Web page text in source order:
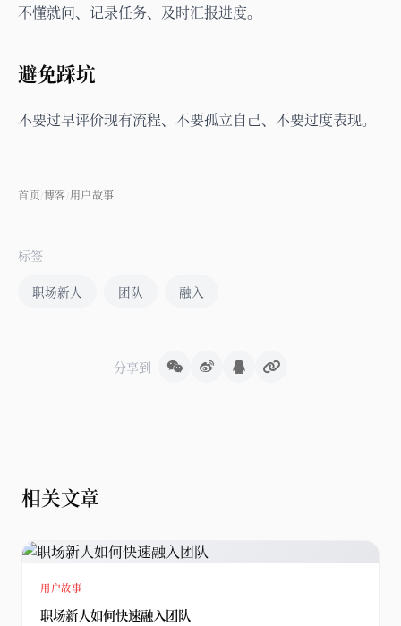
不懂就问、记录任务、及时汇报进度。
避免踩坑
不要过早评价现有流程、不要孤立自己、不要过度表现。
首页 博客 用户故事
标签
职场新人 团队 融入
分享到
相关文章
用户故事
职场新人如何快速融入团队